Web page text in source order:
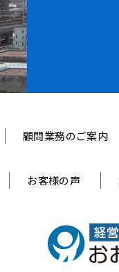
顧問業務のご案内
お客様の声